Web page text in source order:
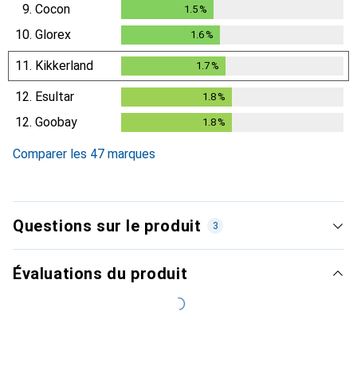
9. Cocon 1.5%
10. Glorex 1.6%
11. Kikkerland 1.7 %
12. Esultar 1.8 %
12. Goobay 1.8 %
Comparer les 47 marques
Questions sur le produit 3
Évaluations du produit